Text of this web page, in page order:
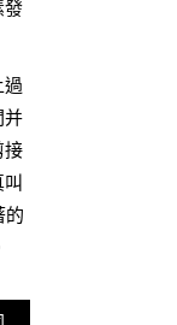
發
過
并
接
的